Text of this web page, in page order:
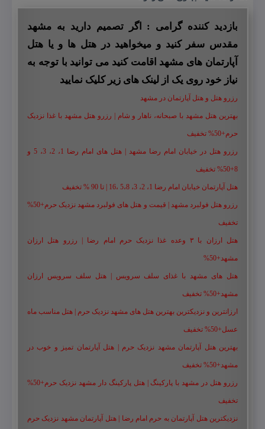
بازدید کننده گرامی : اگر تصمیم دارید به مشهد
مقدس سفر کنید و میخواهید در هتل ها و یا هتل
آپارتمان های مشهد اقامت کنید می توانید با توجه به
نیاز خود روی یک از لینک های زیر کلیک نمایید
رزرو هتل و هتل آپارتمان در مشهد
بهترین هتل مشهد با صبحانه، ناهار و شام | رزرو هتل مشهد با غذا نزدیک
حرم+50% تخفیف
رزرو هتل در خیابان امام رضا مشهد | هتل‌ های امام رضا 1، 2، 3، 5 و
8+50% تخفیف
هتل آپارتمان خیابان امام رضا 1، 2، 3، 5،8 ،16 | تا 90 % تخفیف
رزرو هتل فولبرد مشهد | قیمت و هتل های فولبرد مشهد نزدیک حرم+50%
تخفیف
هتل ارزان با ۳ وعده غذا نزدیک حرم امام رضا | رزرو هتل ارزان
مشهد+50%
هتل های مشهد با غذای سلف سرویس | هتل سلف سرویس ارزان
مشهد+50% تخفیف
ارزانترین و نزدیکترین بهترین هتل های مشهد نزدیک حرم | هتل مناسب ماه
عسل+50% تخفیف
بهترین هتل آپارتمان مشهد نزدیک حرم | هتل آپارتمان تمیز و خوب در
مشهد+50% تخفیف
رزرو هتل در مشهد با پارکینگ | هتل پارکینگ دار مشهد نزدیک حرم+50%
تخفیف
نزدیکترین هتل آپارتمان به حرم امام رضا | هتل آپارتمان مشهد نزدیک حرم